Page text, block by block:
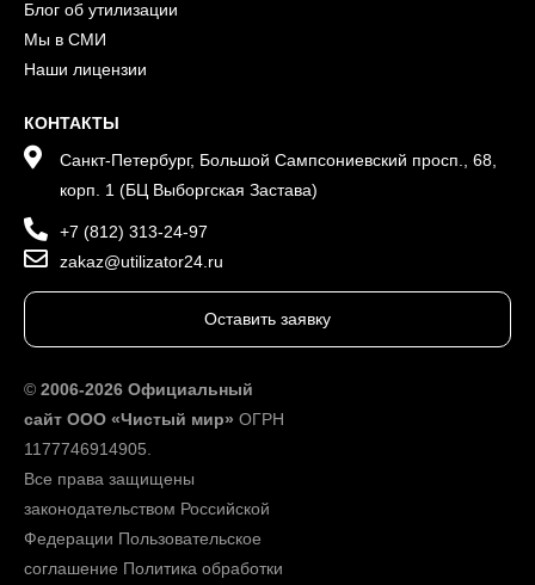
Блог об утилизации
Мы в СМИ
Наши лицензии
КОНТАКТЫ
Санкт-Петербург, Большой Сампсониевский просп., 68,
корп. 1 (БЦ Выборгская Застава)
+7 (812) 313-24-97
zakaz@utilizator24.ru
Оставить заявку
© 2006-2026 Официальный
сайт ООО «Чистый мир» ОГРН
1177746914905.
Все права защищены
законодательством Российской
Федерации Пользовательское
соглашение Политика обработки